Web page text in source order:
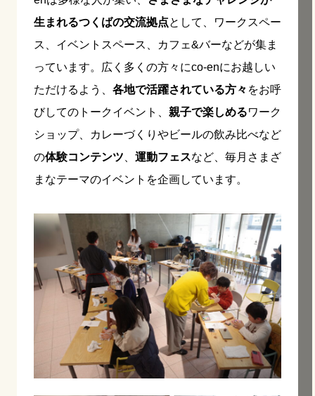
生まれるつくばの交流拠点として、ワークスペー
ス、イベントスペース、カフェ&バーなどが集ま
っています。広く多くの方々にco-enにお越しい
ただけるよう、 各地で活躍されている方々 をお呼
びしてのトークイベント、 親子で楽しめるワーク
ショップ、カレーづくりやビールの飲み比べなど
の体験コンテンツ 運動フェスなど、毎月さまざ
まなテーマのイベントを企画しています。